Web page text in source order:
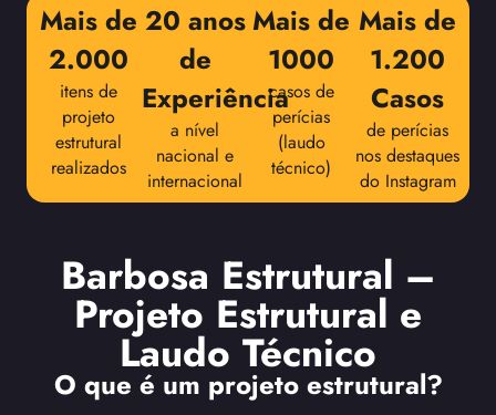
Mais de
2.000
itens de
projeto
estrutural
realizados
20 anos
de
Experiência
a nível
nacional e
internacional
Mais de
1000
casos de
perícias
(laudo
técnico)
Mais de
1.200
Casos
de perícias
nos destaques
do Instagram
Barbosa Estrutural –
Projeto Estrutural e
Laudo Técnico
O que é um projeto estrutural?